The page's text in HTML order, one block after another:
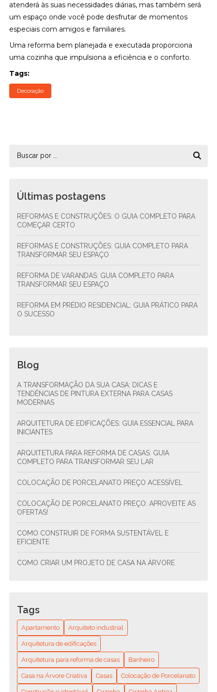
atenderá às suas necessidades diárias, mas também será
um espaço onde você pode desfrutar de momentos
especiais com amigos e familiares.
Uma reforma bem planejada e executada proporciona
uma cozinha que impulsiona a eficiência e o conforto.
Tags:
Decoração
Últimas postagens
REFORMAS E CONSTRUÇÕES: O GUIA COMPLETO PARA
COMEÇAR CERTO
REFORMAS E CONSTRUÇÕES: GUIA COMPLETO PARA
TRANSFORMAR SEU ESPAÇO
REFORMA DE VARANDAS: GUIA COMPLETO PARA
TRANSFORMAR SEU ESPAÇO
REFORMA EM PRÉDIO RESIDENCIAL: GUIA PRÁTICO PARA
O SUCESSO
Blog
A TRANSFORMAÇÃO DA SUA CASA: DICAS E
TENDÊNCIAS DE PINTURA EXTERNA PARA CASAS
MODERNAS
ARQUITETURA DE EDIFICAÇÕES: GUIA ESSENCIAL PARA
INICIANTES
ARQUITETURA PARA REFORMA DE CASAS: GUIA
COMPLETO PARA TRANSFORMAR SEU LAR
COLOCAÇÃO DE PORCELANATO PREÇO ACESSÍVEL
COLOCAÇÃO DE PORCELANATO PREÇO: APROVEITE AS
OFERTAS!
COMO CONSTRUIR DE FORMA SUSTENTÁVEL E
EFICIENTE
COMO CRIAR UM PROJETO DE CASA NA ÁRVORE
COMO CRIAR UM PROJETO DE CONDOMÍNIO
RESIDENCIAL SUSTENTÁVEL E FUNCIONAL
COMO ENCONTRAR O ENCANADOR MAIS PRÓXIMO DE
VOCÊ? GUIA COMPLETO PARA RESOLVER SEUS
PROBLEMAS HIDRÁULICOS RÁPIDO E FÁCIL
COMO ENCONTRAR O MELHOR ENCANADOR
RESIDENCIAL PERTO DE MIM: DICAS E RECOMENDAÇÕES
Tags
Apartamento Arquiteto industrial
Arquitetura de edificações
Arquitetura para reforma de casas Banheiro
Casa na Árvore Criativa Casas Colocação de Porcelanato